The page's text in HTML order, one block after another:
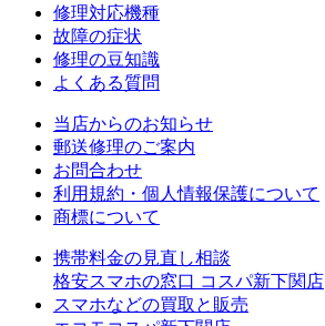
修理対応機種
故障の症状
修理の豆知識
よくある質問
当店からのお知らせ
郵送修理のご案内
お問合わせ
利用規約・個人情報保護について
商標について
携帯料金の見直し相談
格安スマホの窓口 コスパ新下関店
スマホなどの買取と販売